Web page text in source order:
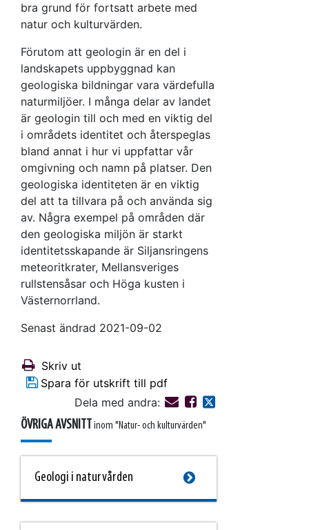
bra grund för fortsatt arbete med
natur och kulturvärden.
Förutom att geologin är en del i
landskapets uppbyggnad kan
geologiska bildningar vara värdefulla
naturmiljöer. I många delar av landet
är geologin till och med en viktig del
i områdets identitet och återspeglas
bland annat i hur vi uppfattar vår
omgivning och namn på platser. Den
geologiska identiteten är en viktig
del att ta tillvara på och använda sig
av. Några exempel på områden där
den geologiska miljön är starkt
identitetsskapande är Siljansringens
meteoritkrater, Mellansveriges
rullstensåsar och Höga kusten i
Västernorrland.
Senast ändrad 2021-09-02
Skriv ut
Spara för utskrift till pdf
Dela med andra:
ÖVRIGA AVSNITT inom "Natur- och kulturvärden"
Geologi i natur­vården